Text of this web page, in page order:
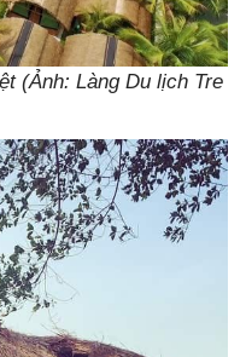
(Ảnh: Làng Du lịch Tre